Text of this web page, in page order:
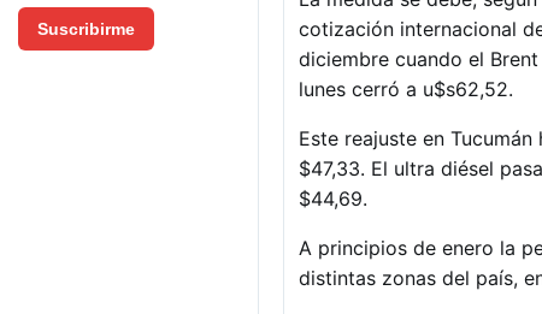
Suscribirme
cotización internacional
diciembre cuando el
lunes cerró a u$s62,52.
Este reajuste en
$47,33. El ultra diésel
$44,69.
A principios de enero la
distintas zonas del país,